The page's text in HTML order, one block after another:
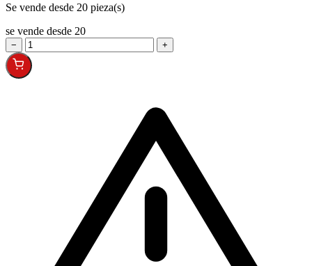
Se vende desde 20 pieza(s)
se vende desde 20
− +